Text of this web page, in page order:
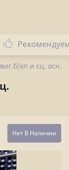
кп и сц.
Нет В Наличии